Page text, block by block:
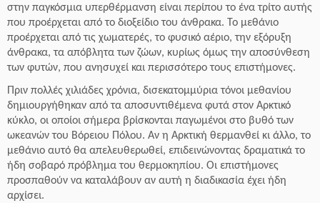
στην παγκόσμια υπερθέρμανση είναι περίπου το ένα τρίτο αυτής
που προέρχεται από το διοξείδιο του άνθρακα. Το μεθάνιο
προέρχεται από τις χωματερές, το φυσικό αέριο, την εξόρυξη
άνθρακα, τα απόβλητα των ζώων, κυρίως όμως την αποσύνθεση
των φυτών, που ανησυχεί και περισσότερο τους επιστήμονες.
Πριν πολλές χιλιάδες χρόνια, δισεκατομμύρια τόνοι μεθανίου
δημιουργήθηκαν από τα αποσυντιθέμενα φυτά στον Αρκτικό
κύκλο, οι οποίοι σήμερα βρίσκονται παγωμένοι στο βυθό των
ωκεανών του Βόρειου Πόλου. Αν η Αρκτική θερμανθεί κι άλλο, το
μεθάνιο αυτό θα απελευθερωθεί, επιδεινώνοντας δραματικά το
ήδη σοβαρό πρόβλημα του θερμοκηπίου. Οι επιστήμονες
προσπαθούν να καταλάβουν αν αυτή η διαδικασία έχει ήδη
αρχίσει.